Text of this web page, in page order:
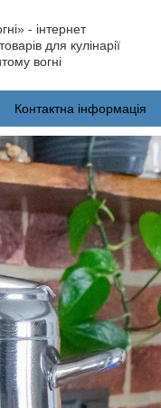
Контактна інформація